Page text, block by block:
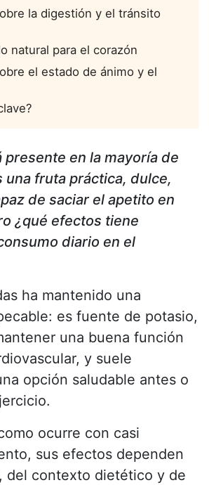
la digestión y el tránsito
natural para el corazón
el estado de ánimo y el
presente en la mayoría de
una fruta práctica, dulce,
de saciar el apetito en
¿qué efectos tiene
diario en el
ha mantenido una
es fuente de potasio,
una buena función
y suele
opción saludable antes o
ocurre con casi
sus efectos dependen
del contexto dietético y de